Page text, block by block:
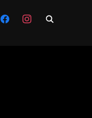
facebookinstagram